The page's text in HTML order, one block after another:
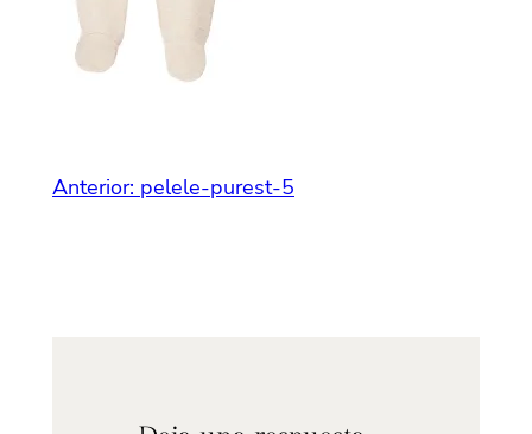
Anterior: pelele-purest-5